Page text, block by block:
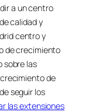
a un centro
calidad y
centro y
de crecimiento
sobre las
de
seguir los
las extensiones